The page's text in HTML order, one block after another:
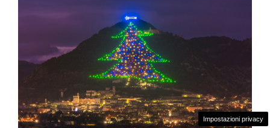
Impostazioni privacy